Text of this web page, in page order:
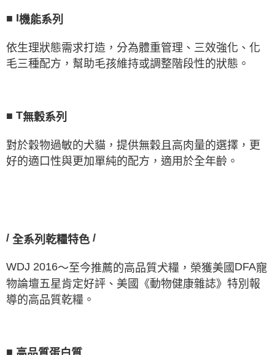
■ I機能系列
依生理狀態需求打造，分為體重管理、三效強化、化
毛三種配方，幫助毛孩維持或調整階段性的狀態。
■ T無穀系列
對於穀物過敏的犬貓，提供無穀且高肉量的選擇，更
好的適口性與更加單純的配方，適用於全年齡。
/ 全系列乾糧特色 /
WDJ 2016～至今推薦的高品質犬糧，榮獲美國 DFA寵
物論壇五星肯定好評、美國《動物健康雜誌》特別報
導的高品質乾糧。
■